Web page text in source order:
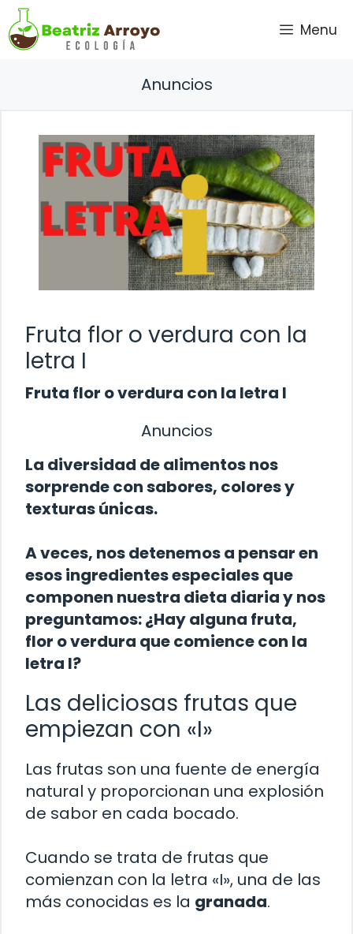
Saltar
al
contenido
Menu
Anuncios
Fruta flor o verdura con la
letra I
Fruta flor o verdura con la letra I
Anuncios
La diversidad de alimentos nos
sorprende con sabores, colores y
texturas únicas.
A veces, nos detenemos a pensar en
esos ingredientes especiales que
componen nuestra dieta diaria y nos
preguntamos: ¿Hay alguna fruta,
flor o verdura que comience con la
letra I?
Las deliciosas frutas que
empiezan con «I»
Las frutas son una fuente de energía
natural y proporcionan una explosión
de sabor en cada bocado.
Cuando se trata de frutas que
comienzan con la letra «I», una de las
más conocidas es la granada.